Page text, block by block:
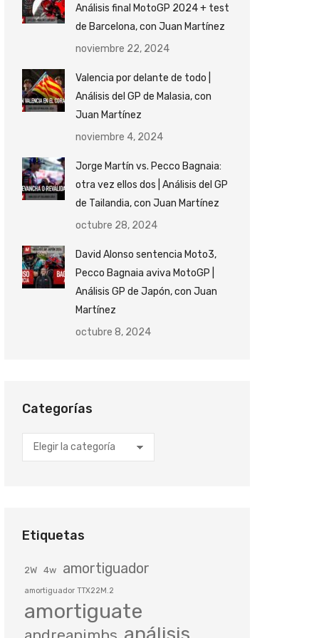
Análisis final MotoGP 2024 + test
de Barcelona, con Juan Martínez
noviembre 22, 2024
Valencia por delante de todo |
Análisis del GP de Malasia, con
Juan Martínez
noviembre 4, 2024
Jorge Martín vs. Pecco Bagnaia:
otra vez ellos dos | Análisis del GP
de Tailandia, con Juan Martínez
octubre 28, 2024
David Alonso sentencia Moto3,
Pecco Bagnaia aviva MotoGP |
Análisis GP de Japón, con Juan
Martínez
octubre 8, 2024
Categorías
Categorías
Etiquetas
2W 4w amortiguador
amortiguador TTX22M.2
amortiguate